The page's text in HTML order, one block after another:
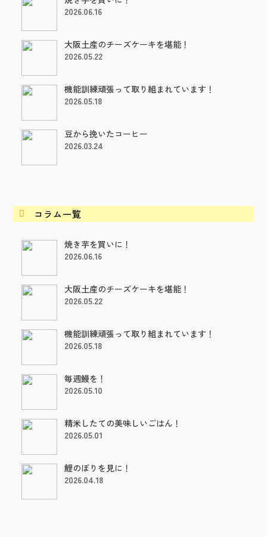
2026.06.16
大阪土産のチーズケーキを堪能！
2026.05.22
機能訓練頑張って取り組まれています！
2026.05.18
豆から挽いたコーヒー
2026.03.24
 コラム一覧
焼き芋を買いに！
2026.06.16
大阪土産のチーズケーキを堪能！
2026.05.22
機能訓練頑張って取り組まれています！
2026.05.18
毎週鰻を！
2026.05.10
精米したての美味しいごはん！
2026.05.01
鯉のぼりを見に！
2026.04.18